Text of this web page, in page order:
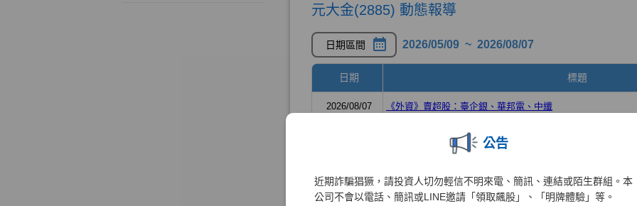
公告
近期詐騙猖獗，請投資人切勿輕信不明來電、簡訊、連結或陌生群組。本
公司不會以電話、簡訊或LINE邀請「領取飆股」、「明牌體驗」等。